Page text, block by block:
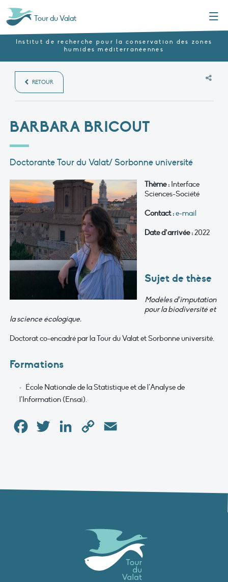
Tour du Valat
Institut de recherche pour la conservation des zones
humides méditerranéennes
RETOUR
BARBARA BRICOUT
Doctorante Tour du Valat/ Sorbonne université
Thème : Interface
Sciences-Société
Contact :e-mail
Date d’arrivée :2022
Sujet de thèse
Modèles d’imputation
pour la biodiversité et
la science écologique.
Doctorat co-encadré par la Tour du Valat et Sorbonne université.
Formations
École Nationale de la Statistique et de l’Analyse de
l’Information (Ensai).
FacebookTwitter LinkedInCopy